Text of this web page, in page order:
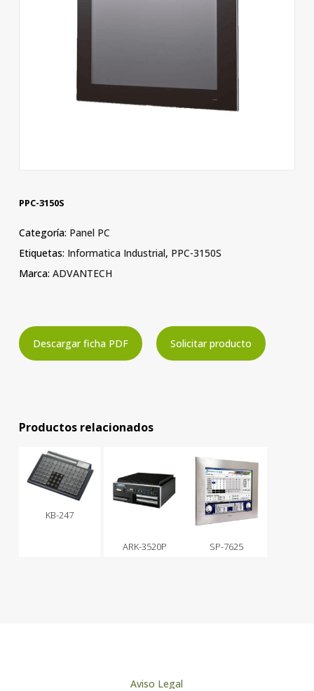
PPC-3150S
Categoría: Panel PC
Etiquetas: Informatica Industrial, PPC-3150S
Marca: ADVANTECH
Descargar ficha PDF Solicitar producto
Productos relacionados
KB-247
ARK-3520P SP-7625
Aviso Legal